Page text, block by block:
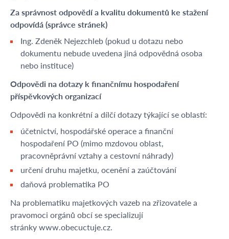
Za správnost odpovědí a kvalitu dokumentů ke stažení
odpovídá (správce stránek)
Ing. Zdeněk Nejezchleb (pokud u dotazu nebo
dokumentu nebude uvedena jiná odpovědná osoba
nebo instituce)
Odpovědi na dotazy k finančnímu hospodaření
příspěvkových organizací
Odpovědi na konkrétní a dílčí dotazy týkající se oblastí:
účetnictví, hospodářské operace a finanční
hospodaření PO (mimo mzdovou oblast,
pracovněprávní vztahy a cestovní náhrady)
určení druhu majetku, ocenění a zaúčtování
daňová problematika PO
Na problematiku majetkových vazeb na zřizovatele a
pravomoci orgánů obcí se specializují
stránky www.obecuctuje.cz.